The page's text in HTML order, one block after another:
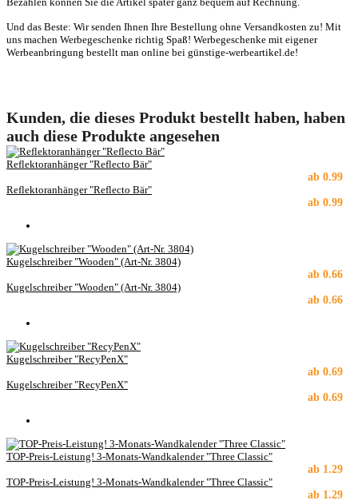
Und das Beste: Wir senden Ihnen Ihre Bestellung ohne Versandkosten zu! Mit
uns machen Werbegeschenke richtig Spaß! Werbegeschenke mit eigener
Werbeanbringung bestellt man online bei günstige-werbeartikel.de!
Kunden, die dieses Produkt bestellt haben, haben
auch diese Produkte angesehen
Reflektoranhänger "Reflecto Bär"
ab 0.99
Reflektoranhänger "Reflecto Bär"
ab 0.99
Kugelschreiber "Wooden" (Art-Nr. 3804)
ab 0.66
Kugelschreiber "Wooden" (Art-Nr. 3804)
ab 0.66
Kugelschreiber "RecyPenX"
ab 0.69
Kugelschreiber "RecyPenX"
ab 0.69
TOP-Preis-Leistung! 3-Monats-Wandkalender "Three Classic"
ab 1.29
TOP-Preis-Leistung! 3-Monats-Wandkalender "Three Classic"
ab 1.29